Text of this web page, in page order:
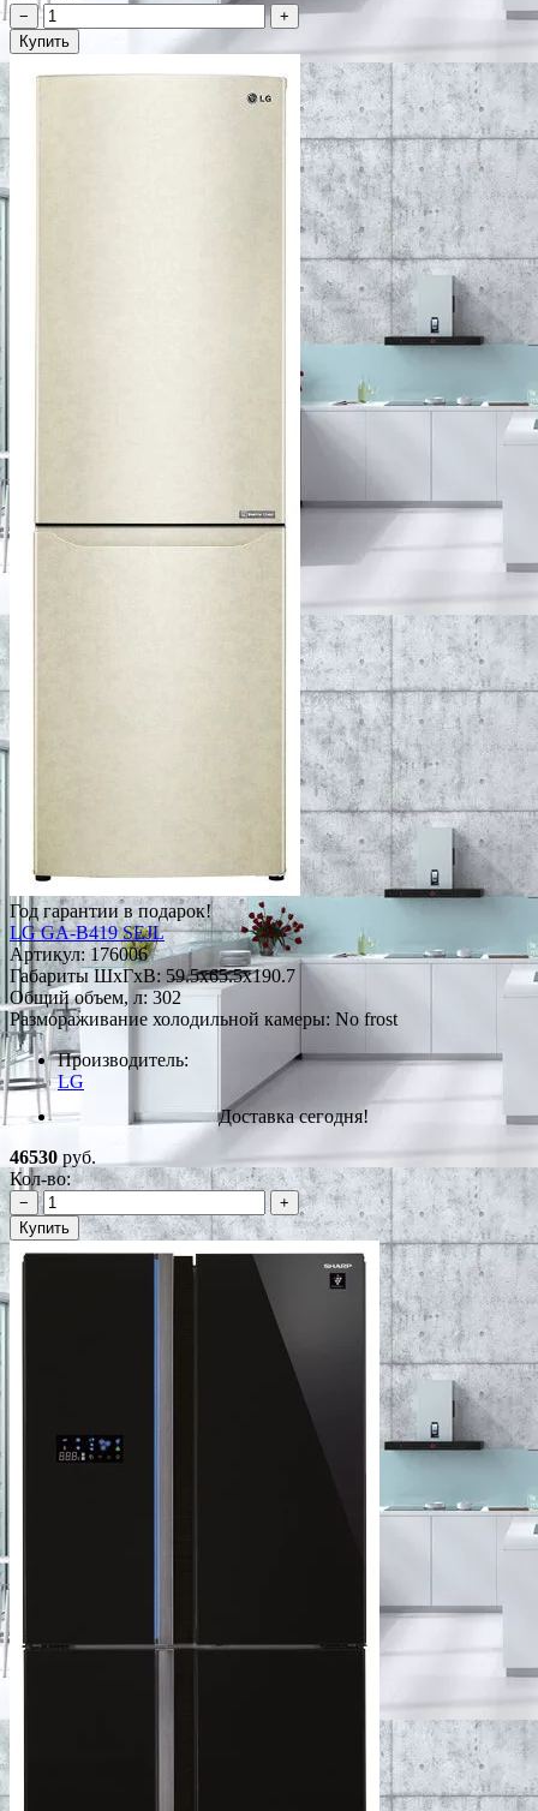
−
+
Купить
Год гарантии в подарок!
LG GA-B419 SEJL
Артикул: 176006
Габариты ШxГxВ: 59.5x65.5x190.7
Общий объем, л: 302
Размораживание холодильной камеры: No frost
Производитель:
LG
Доставка сегодня!
46530 руб.
Кол-во:
−
+
Купить